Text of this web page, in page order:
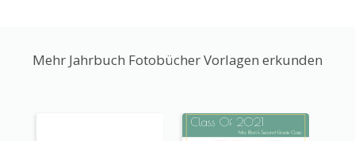
Mehr Jahrbuch Fotobücher Vorlagen erkunden